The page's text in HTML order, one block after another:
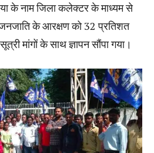
के नाम जिला कलेक्टर के माध्यम से
के आरक्षण को 32 प्रतिशत
मांगों के साथ ज्ञापन सौंपा गया।